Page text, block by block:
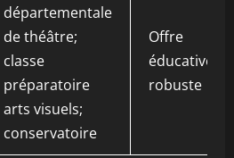
départementale
de théâtre;
classe
préparatoire
arts visuels;
conservatoire
Offre
éducative
robuste